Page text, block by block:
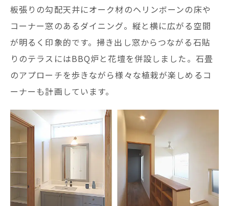
板張りの勾配天井にオーク材のヘリンボーンの床や
コーナー窓のあるダイニング。縦と横に広がる空間
が明るく印象的です。掃き出し窓からつながる石貼
りのテラスにはBBQ炉と花壇を併設しました。石畳
のアプローチを歩きながら様々な植栽が楽しめるコ
ーナーも計画しています。